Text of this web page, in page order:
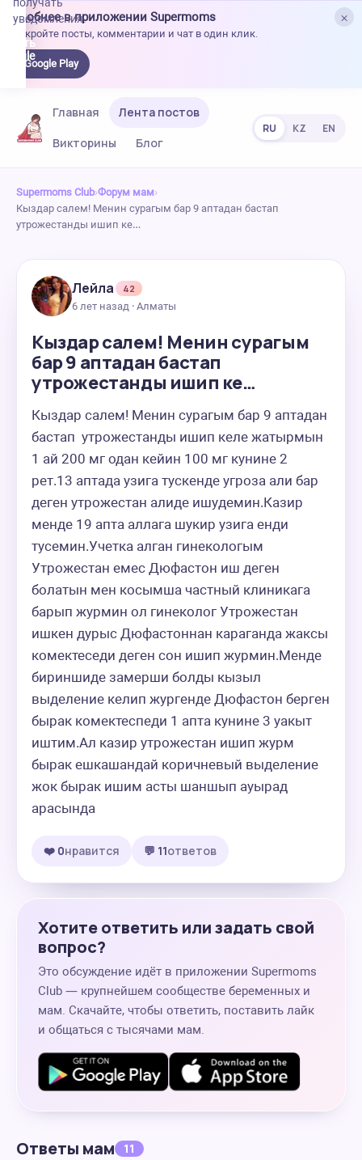
×
Удобнее в приложении Supermoms
Откройте посты, комментарии и чат в один клик.
Google Play
уведомления.
Главная
Лента постов
Викторины
Блог
RU KZ EN
Supermoms Club›Форум мам›
Кыздар салем! Менин сурагым бар 9 аптадан бастап
утрожестанды ишип ке…
Лейла
42
6 лет назад · Алматы
Кыздар салем! Менин сурагым
бар 9 аптадан бастап
утрожестанды ишип ке…
Кыздар салем! Менин сурагым бар 9 аптадан
бастап  утрожестанды ишип келе жатырмын
1 ай 200 мг одан кейин 100 мг кунине 2
рет.13 аптада узига тускенде угроза али бар
деген утрожестан алиде ишудемин.Казир
менде 19 апта аллага шукир узига енди
тусемин.Учетка алган гинекологым
Утрожестан емес Дюфастон иш деген
болатын мен косымша частный клиникага
барып журмин ол гинеколог Утрожестан
ишкен дурыс Дюфастоннан караганда жаксы
комектеседи деген сон ишип журмин.Менде
бириншиде замерши болды кызыл
выделение келип жургенде Дюфастон берген
бырак комектеспеди 1 апта кунине 3 уакыт
иштим.Ал казир утрожестан ишип журм
бырак ешкашандай коричневый выделение
жок бырак ишим асты шаншып ауырад
арасында
❤️ 0нравится 💬 11ответов
Хотите ответить или задать свой
вопрос?
Это обсуждение идёт в приложении Supermoms
Club — крупнейшем сообществе беременных и
мам. Скачайте, чтобы ответить, поставить лайк
и общаться с тысячами мам.
Ответы мам 11